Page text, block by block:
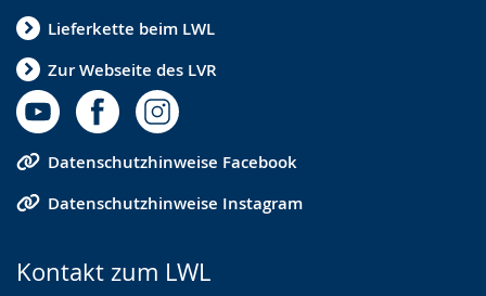
Lieferkette beim LWL
Zur Webseite des LVR
Datenschutzhinweise Facebook
Datenschutzhinweise Instagram
Kontakt zum LWL